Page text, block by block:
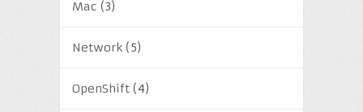
Mac (3)
Network(5)
OpenShift(4)